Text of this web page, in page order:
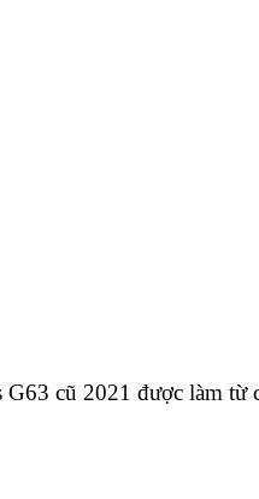
G63 cũ 2021 được làm từ